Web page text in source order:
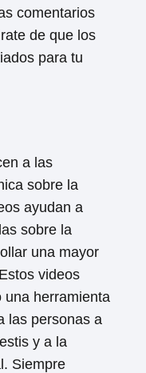
comentarios
de que los
para tu
a las
sobre la
ayudan a
sobre la
una mayor
videos
una herramienta
las personas a
y a la
Siempre